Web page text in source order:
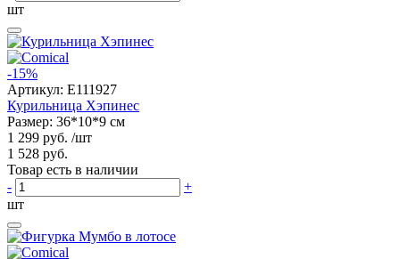
шт
-15%
Артикул: E111927
Курильница Хэпинес
Размер: 36*10*9 см
1 299 руб. /шт
1 528 руб.
Товар есть в наличии
-
+
шт